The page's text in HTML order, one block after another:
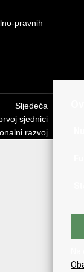
pravnih
Sljedeća
sjednici
razvoj